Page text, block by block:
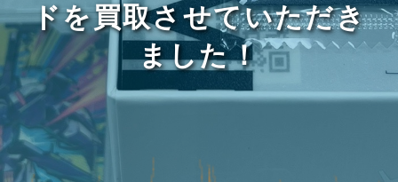
ドを買取させていただき
ました！